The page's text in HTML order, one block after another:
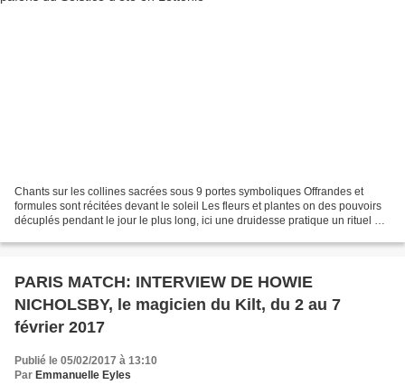
Chants sur les collines sacrées sous 9 portes symboliques Offrandes et
formules sont récitées devant le soleil Les fleurs et plantes on des pouvoirs
décuplés pendant le jour le plus long, ici une druidesse pratique un rituel La
PARIS MATCH: INTERVIEW DE HOWIE
NICHOLSBY, le magicien du Kilt, du 2 au 7
février 2017
Publié le 05/02/2017 à 13:10
Par Emmanuelle Eyles